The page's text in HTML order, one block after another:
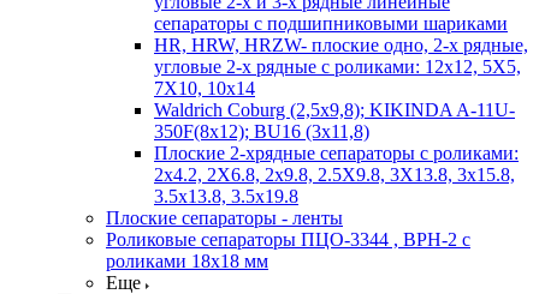
сепараторы с подшипниковыми шариками
HR, HRW, HRZW- плоские одно, 2-х рядные,
угловые 2-х рядные с роликами: 12х12, 5X5,
7X10, 10х14
Waldrich Coburg (2,5х9,8); KIKINDA A-11U-
350F(8х12); BU16 (3х11,8)
Плоские 2-хрядные сепараторы с роликами:
2х4.2, 2X6.8, 2х9.8, 2.5X9.8, 3X13.8, 3х15.8,
3.5х13.8, 3.5х19.8
Плоские сепараторы - ленты
Роликовые сепараторы ПЦО-3344 , ВРН-2 с
роликами 18х18 мм
Еще